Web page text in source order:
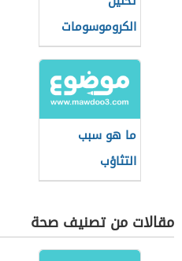
الكروموسومات
للجنين
ما هو سبب
التثاؤب
مقالات من تصنيف صحة